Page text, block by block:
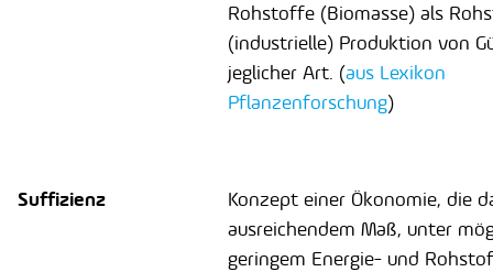
Rohstoffe (Biomasse) als
(industrielle) Produktion von
jeglicher Art. (aus Lexikon
Pflanzenforschung)
Suffizienz
Konzept einer Ökonomie, die
ausreichendem Maß, unter
geringem Energie- und